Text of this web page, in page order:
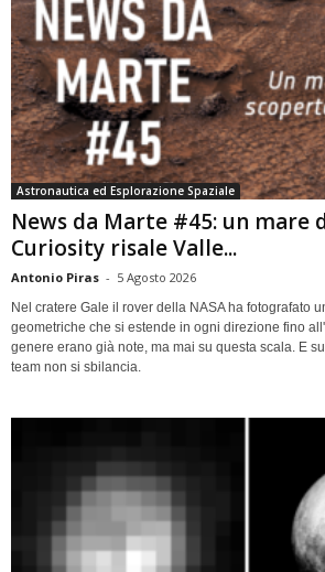
Astronautica ed Esplorazione Spaziale
News da Marte #45: un mare
Curiosity risale Valle...
Antonio Piras - 5 Agosto 2026
Nel cratere Gale il rover della NASA ha fotografato
geometriche che si estende in ogni direzione fino
genere erano già note, ma mai su questa scala. E
team non si sbilancia.